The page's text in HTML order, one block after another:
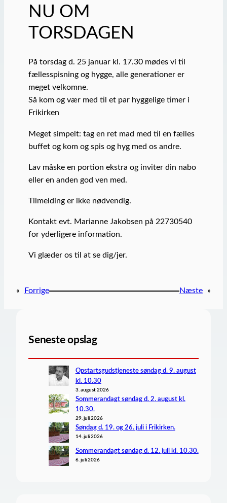
NU OM
TORSDAGEN
På torsdag d. 25 januar kl. 17.30 mødes vi til
fællesspisning og hygge, alle generationer er
meget velkomne.
Så kom og vær med til et par hyggelige timer i
Frikirken
Meget simpelt: tag en ret mad med til en fælles
buffet og kom og spis og hyg med os andre.
Lav måske en portion ekstra og inviter din nabo
eller en anden god ven med.
Tilmelding er ikke nødvendig.
Kontakt evt. Marianne Jakobsen på 22730540
for yderligere information.
Vi glæder os til at se dig/jer.
« Forrige Næste »
Seneste opslag
Opstartsgudstjeneste søndag d. 9. august
kl. 10.30
3. august 2026
Sommerandagt søndag d. 2. august kl.
10.30.
29. juli 2026
Søndag d. 19. og 26. juli i Frikirken.
14. juli 2026
Sommerandagt søndag d. 12. juli kl. 10.30.
6. juli 2026